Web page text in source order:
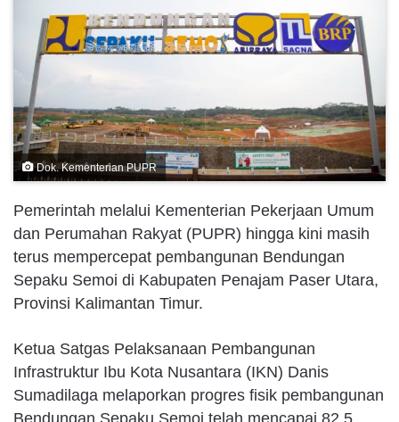
Dok. Kementerian PUPR
Pemerintah melalui Kementerian Pekerjaan Umum
dan Perumahan Rakyat (PUPR) hingga kini masih
terus mempercepat pembangunan Bendungan
Sepaku Semoi di Kabupaten Penajam Paser Utara,
Provinsi Kalimantan Timur.
Ketua Satgas Pelaksanaan Pembangunan
Infrastruktur Ibu Kota Nusantara (IKN) Danis
Sumadilaga melaporkan progres fisik pembangunan